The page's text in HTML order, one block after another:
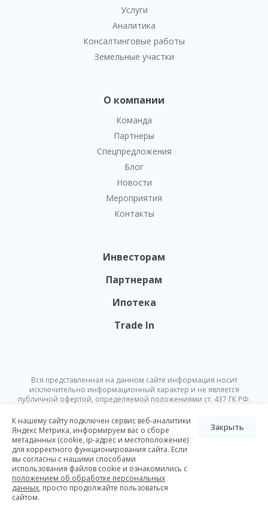
Услуги
Аналитика
Консалтинговые работы
Земельные участки
О компании
Команда
Партнеры
Спецпредложения
Блог
Новости
Мероприятия
Контакты
Инвесторам
Партнерам
Ипотека
Trade In
Вся представленная на данном сайте информация носит
исключительно информационный характер и не является
публичной офертой, определяемой положениями ст. 437 ГК РФ.
изменена в любое время без предварительного уведомления.
© Nikoliers 2026
Положение об обработке персональных данных
Разработка Pictus
К нашему сайту подключен сервис веб-аналитики
Яндекс Метрика, информируем вас о сборе
метаданных (cookie, ip-адрес и местоположение)
для корректного функционирования сайта. Если
вы согласны с нашими способами
использования файлов cookie и ознакомились с
положением об обработке персональных
данных, просто продолжайте пользоваться
сайтом.
Закрыть